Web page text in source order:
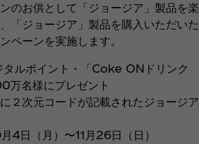
のお供として「ジョージア」製品を楽
「ジョージア」製品を購入いただいた
ペーンを実施します。
ルポイント・「Coke ONドリンク
万名様にプレゼント
２次元コードが記載されたジョージア
日（月）〜11月26日（日）